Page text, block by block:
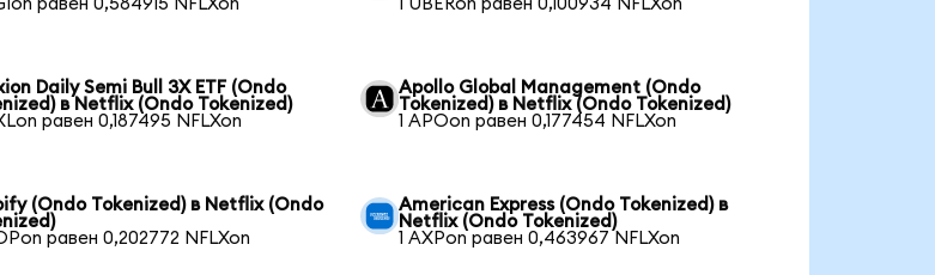
равен 0,584915 NFLXon
1 UBERon равен 0,100934 NFLXon
Daily Semi Bull 3X ETF (Ondo
в Netflix (Ondo Tokenized)
равен 0,187495 NFLXon
Apollo Global Management (Ondo
Tokenized) в Netflix (Ondo Tokenized)
1 APOon равен 0,177454 NFLXon
(Ondo Tokenized) в Netflix (Ondo
равен 0,202772 NFLXon
American Express (Ondo Tokenized) в
Netflix (Ondo Tokenized)
1 AXPon равен 0,463967 NFLXon